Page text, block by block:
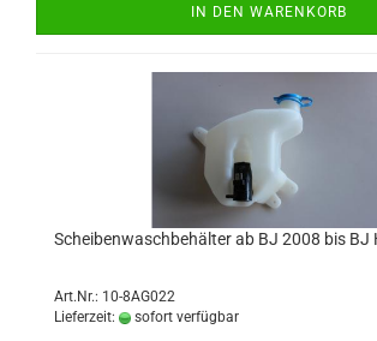
IN DEN WARENKORB
Scheibenwaschbehälter ab BJ 2008 bis BJ
Art.Nr.: 10-8AG022
Lieferzeit:
sofort verfügbar